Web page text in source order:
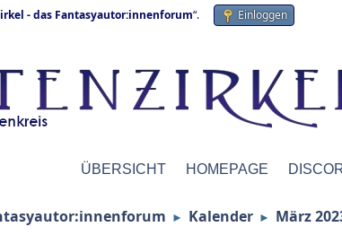
- das Fantasyautor:innenforum“. Einloggen
ÜBERSICHT HOMEPAGE
► Kalender ► März